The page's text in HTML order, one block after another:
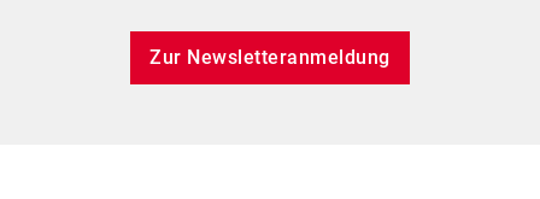
Zur Newsletteranmeldung